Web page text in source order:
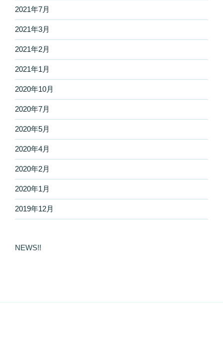
2021年7月
2021年3月
2021年2月
2021年1月
2020年10月
2020年7月
2020年5月
2020年4月
2020年2月
2020年1月
2019年12月
NEWS!!